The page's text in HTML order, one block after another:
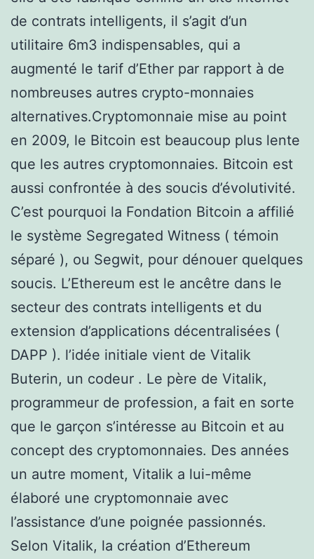
de contrats intelligents, il s’agit d’un
utilitaire 6m3 indispensables, qui a
augmenté le tarif d’Ether par rapport à de
nombreuses autres crypto-monnaies
alternatives.Cryptomonnaie mise au point
en 2009, le Bitcoin est beaucoup plus lente
que les autres cryptomonnaies. Bitcoin est
aussi confrontée à des soucis d’évolutivité.
C’est pourquoi la Fondation Bitcoin a affilié
le système Segregated Witness ( témoin
séparé ), ou Segwit, pour dénouer quelques
soucis. L’Ethereum est le ancêtre dans le
secteur des contrats intelligents et du
extension d’applications décentralisées (
DAPP ). l’idée initiale vient de Vitalik
Buterin, un codeur . Le père de Vitalik,
programmeur de profession, a fait en sorte
que le garçon s’intéresse au Bitcoin et au
concept des cryptomonnaies. Des années
un autre moment, Vitalik a lui-même
élaboré une cryptomonnaie avec
l’assistance d’une poignée passionnés.
Selon Vitalik, la création d’Ethereum